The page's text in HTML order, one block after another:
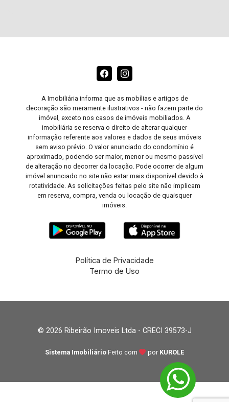
A Imobiliária informa que as mobílias e artigos de
decoração são meramente ilustrativos - não fazem parte do
imóvel, exceto nos casos de imóveis mobiliados. A
imobiliária se reserva o direito de alterar qualquer
informação referente aos valores e dados de seus imóveis
sem aviso prévio. O valor anunciado do condomínio é
aproximado, podendo ser maior, menor ou mesmo passível
de alteração no decorrer da locação. Pode ocorrer de algum
imóvel anunciado no site não estar mais disponível devido à
rotatividade. As solicitações feitas pelo site não implicam
em reserva, compra, venda ou locação de quaisquer
imóveis.
Política de Privacidade
Termo de Uso
© 2026 Ribeirão Imoveis Ltda - CRECI 39573-J
Sistema Imobiliário Feito com por KUROLE